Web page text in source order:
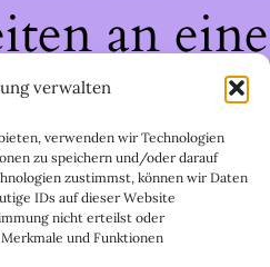
verwalten
verwenden wir Technologien
zu speichern und/oder darauf
zustimmst, können wir Daten
IDs auf dieser Website
nicht erteilst oder
und Funktionen
an
Sache
wieder